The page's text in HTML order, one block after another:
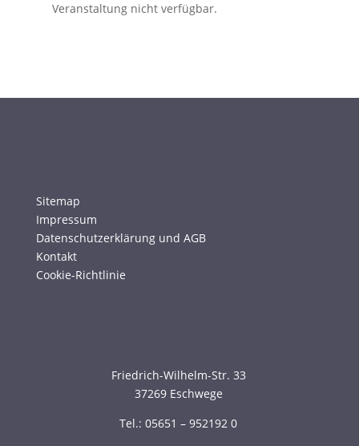
Veranstaltung nicht verfügbar.
Sitemap
Impressum
Datenschutzerklärung und AGB
Kontakt
Cookie-Richtlinie
Friedrich-Wilhelm-Str. 33
37269 Eschwege
Tel.: 05651 – 952192 0